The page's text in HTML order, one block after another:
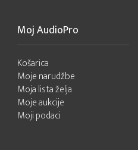
Moj AudioPro
Košarica
Moje narudžbe
Moja lista želja
Moje aukcije
Moji podaci